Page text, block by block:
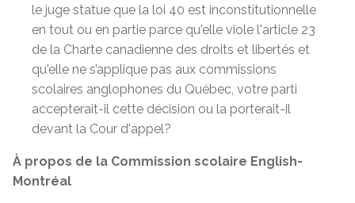
le juge statue que la loi 40 est inconstitutionnelle
en tout ou en partie parce qu'elle viole l'article 23
de la Charte canadienne des droits et libertés et
qu'elle ne s’applique pas aux commissions
scolaires anglophones du Québec, votre parti
accepterait-il cette décision ou la porterait-il
devant la Cour d'appel?
À propos de la Commission scolaire English-
Montréal